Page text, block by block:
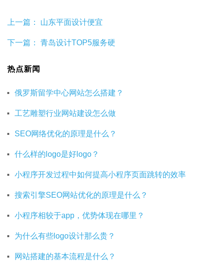
上一篇： 山东平面设计便宜
下一篇： 青岛设计TOP5服务硬
热点新闻
俄罗斯留学中心网站怎么搭建？
工艺雕塑行业网站建设怎么做
SEO网络优化的原理是什么？
什么样的logo是好logo？
小程序开发过程中如何提高小程序页面跳转的效率
搜索引擎SEO网站优化的原理是什么？
小程序相较于app，优势体现在哪里？
为什么有些logo设计那么贵？
网站搭建的基本流程是什么？